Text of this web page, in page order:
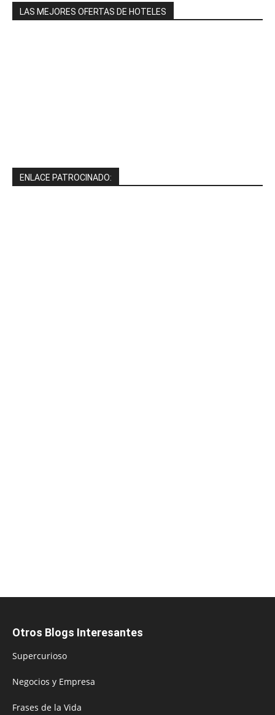
LAS MEJORES OFERTAS DE HOTELES
ENLACE PATROCINADO:
Otros Blogs Interesantes
Supercurioso
Negocios y Empresa
Frases de la Vida